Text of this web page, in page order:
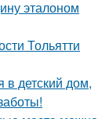
эталоном
Тольятти
в детский дом,